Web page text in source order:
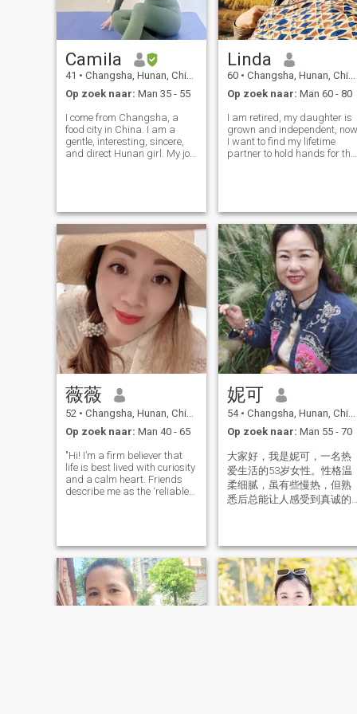
Camila
41 • Changsha, Hunan, China
Op zoek naar: Man 35 - 55
I come from Changsha, a
food city in China. I am a
gentle, interesting, sincere,
and direct Hunan girl. My job
the unchanging life. I have
love
Linda
60 • Changsha, Hunan, China
Op zoek naar: Man 60 - 80
I am retired, my daughter is
grown and independent, now
I want to find my lifetime
partner to hold hands for the
hobbies: hiking, table te
薇薇
52 • Changsha, Hunan, China
Op zoek naar: Man 40 - 65
"Hi! I’m a firm believer that
life is best lived with curiosity
and a calm heart. Friends
describe me as the ‘reliable
when plans go sideways (he
妮可
54 • Changsha, Hunan, China
Op zoek naar: Man 55 - 70
大家好，我是妮可，一名热
爱生活的53岁女性。性格温
柔细腻，虽有些慢热，但熟
悉后总能让人感受到真诚的
受自在时光。 注重生活仪式
感：喜欢把家打理得明亮整
洁，窗台绿植、整齐书架、
阳光晒过的床单……用细节装